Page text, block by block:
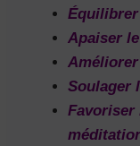
Apaiser
Soulager
Favoriser